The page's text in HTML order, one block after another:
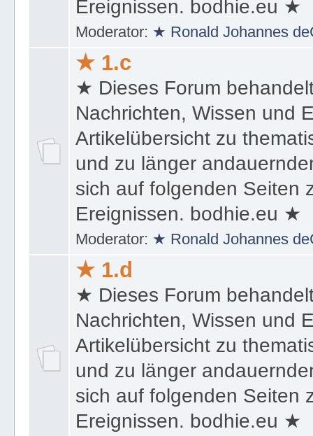
sich auf folgenden Seiten
Ereignissen. bodhie.eu ★
Moderator:
★ 1.c
★ Dieses Forum
Nachrichten, Wissen und
Artikelübersicht zu
und zu länger
sich auf folgenden Seiten
Ereignissen. bodhie.eu ★
Moderator:
★ 1.d
★ Dieses Forum
Nachrichten, Wissen und
Artikelübersicht zu
und zu länger
sich auf folgenden Seiten